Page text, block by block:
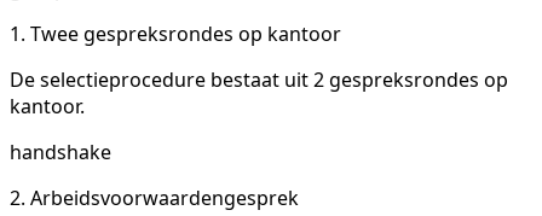
1. Twee gespreksrondes op kantoor
De selectieprocedure bestaat uit 2 gespreksrondes op
kantoor.
handshake
2. Arbeidsvoorwaardengesprek